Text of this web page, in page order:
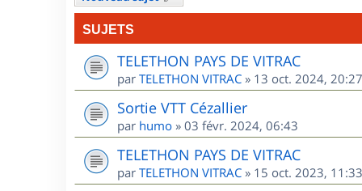
SUJETS
TELETHON PAYS DE VITRAC
par TELETHON VITRAC » 13 oct. 2024, 20:27
Sortie VTT Cézallier
par humo » 03 févr. 2024, 06:43
TELETHON PAYS DE VITRAC
par TELETHON VITRAC » 15 oct. 2023, 11:33